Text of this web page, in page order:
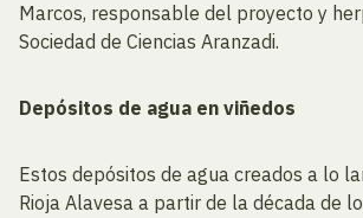
Marcos, responsable del proyecto y
Sociedad de Ciencias Aranzadi.
Depósitos de agua en viñedos
Estos depósitos de agua creados a lo
Rioja Alavesa a partir de la década de